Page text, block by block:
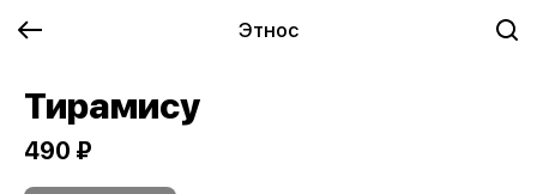
Этнос
Тирамису
490 ₽